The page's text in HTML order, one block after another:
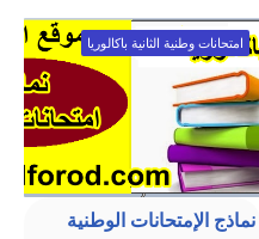
امتحانات وطنية الثانية باكالوريا
نماذج الإمتحانات الوطنية